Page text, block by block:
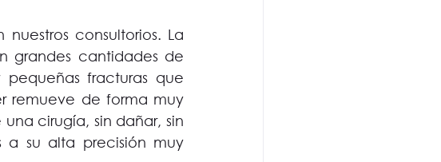
consultorios. La
grandes cantidades de
fracturas que
remueve de forma muy
cirugía, sin dañar, sin
a su alta precisión muy